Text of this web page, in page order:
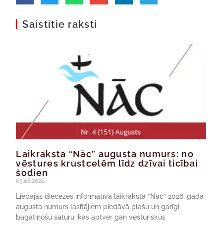
Saistītie raksti
Laikraksta “Nāc” augusta numurs: no
vēstures krustcelēm līdz dzīvai ticībai
šodien
05.08.2026.
Liepājas diecēzes informatīvā laikraksta “Nāc” 2026. gada
augusta numurs lasītājiem piedāvā plašu un garīgi
bagātinošu saturu, kas aptver gan vēsturiskus